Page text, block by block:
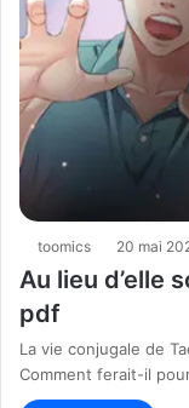
toomics 20 mai
Au lieu d’elle
pdf
La vie conjugale de
Comment ferait-il